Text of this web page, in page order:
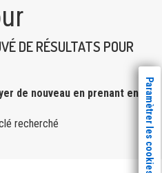
DE RÉSULTATS POUR
de nouveau en prenant en
recherché
Paramètrer les cookies